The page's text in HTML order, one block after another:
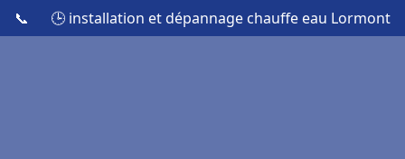
📞 🕒 installation et dépannage chauffe eau Lormont